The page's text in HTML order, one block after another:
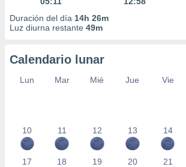
Duración del día 14h 26m
Luz diurna restante 49m
Calendario lunar
Lun Mar Mié Jue Vie
10 11 12 13 14
17 18 19 20 21